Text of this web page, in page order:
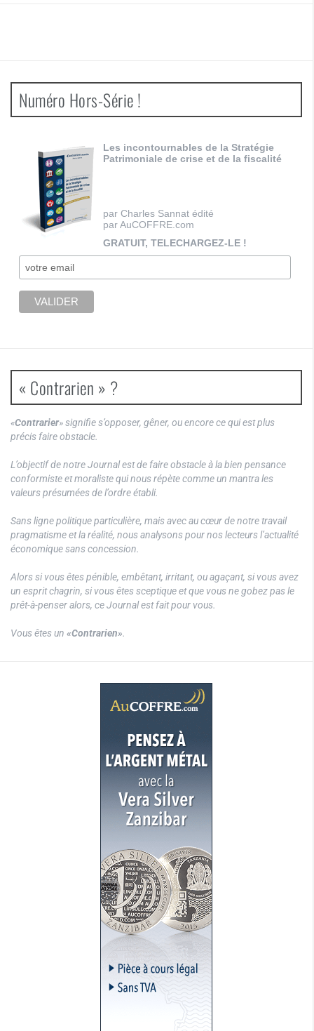
Numéro Hors-Série !
Les incontournables de la Stratégie
Patrimoniale de crise et de la fiscalité
par Charles Sannat édité
par AuCOFFRE.com
GRATUIT, TELECHARGEZ-LE !
« Contrarien » ?
«Contrarier» signifie s’opposer, gêner, ou encore ce qui est plus
précis faire obstacle.
L’objectif de notre Journal est de faire obstacle à la bien pensance
conformiste et moraliste qui nous répète comme un mantra les
valeurs présumées de l’ordre établi.
Sans ligne politique particulière, mais avec au cœur de notre travail
pragmatisme et la réalité, nous analysons pour nos lecteurs l’actualité
économique sans concession.
Alors si vous êtes pénible, embêtant, irritant, ou agaçant, si vous avez
un esprit chagrin, si vous êtes sceptique et que vous ne gobez pas le
prêt-à-penser alors, ce Journal est fait pour vous.
Vous êtes un «Contrarien».